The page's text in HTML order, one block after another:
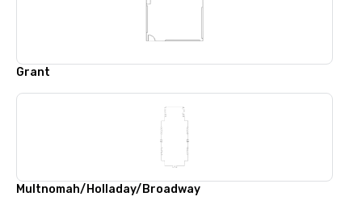
Grant
Multnomah/Holladay/Broadway